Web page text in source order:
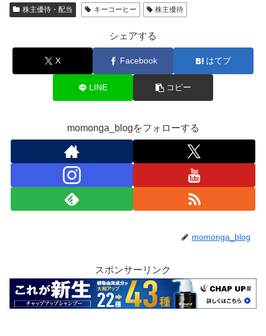
株主優待・配当 キーコーヒー 株主優待
シェアする
X Facebook はてブ
LINE コピー
momonga_blogをフォローする
momonga_blog
スポンサーリンク